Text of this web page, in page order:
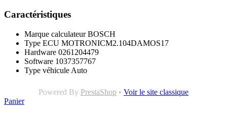
Caractéristiques
Marque calculateur BOSCH
Type ECU MOTRONICM2.104DAMOS17
Hardware 0261204479
Software 1037357767
Type véhicule Auto
Powered By PrestaShop • Voir le site classique
Panier